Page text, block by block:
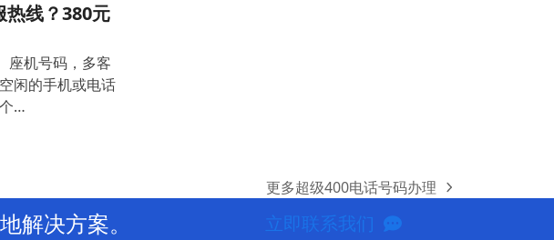
热线？380元
座机号码，多客
闲的手机或电话
…
next
post:
更多超级400电话号码办理
解决方案。 立即联系我们